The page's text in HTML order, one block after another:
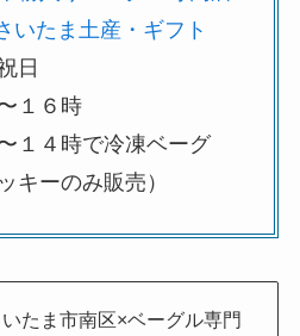
いたま土産・ギフト
日
１６時
１４時で冷凍ベーグ
キーのみ販売）
いたま市南区×ベーグル専門